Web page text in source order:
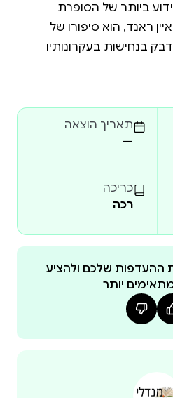
ביותר של הסופרת
ראנד, הוא סיפורו של
בנחישות בעקרונותיו
ערכיו; סיפורה של
וסיפור הוקעתו מהחברה
לאיש ומשום כך מסכן את כל
דרמטי רחב יריעה וגדוש
בשם השוויוניות.
תאריך הוצאה
—
כריכה
רכה
ההעדפות שלכם ולהציע
יותר